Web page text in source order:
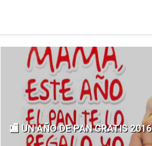
🏬 UN AÑO DE PAN GRATIS 2016